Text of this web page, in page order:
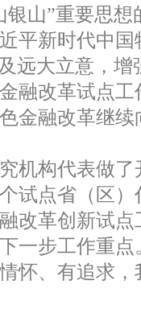
山”重要思
平新时代中
远大立意，
融改革试点
金融改革继
机构代表做
试点省（区
改革创新试
一步工作重
怀、有追求